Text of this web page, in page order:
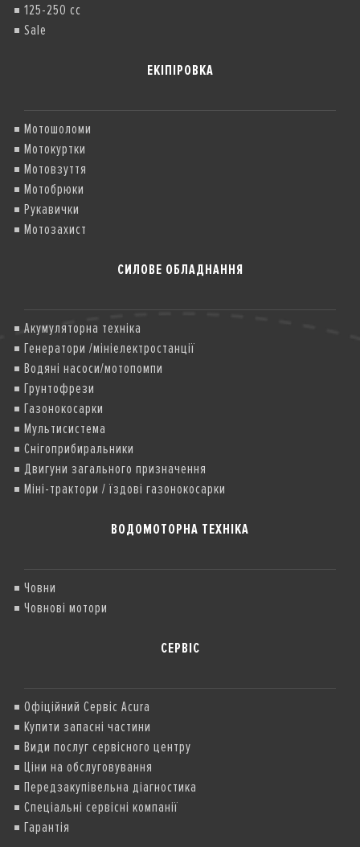
125-250 cc
Sale
ЕКІПІРОВКА
Мотошоломи
Мотокуртки
Мотовзуття
Мотобрюки
Рукавички
Мотозахист
СИЛОВЕ ОБЛАДНАННЯ
Акумуляторна техніка
Генератори /мініелектростанції
Водяні насоси/мотопомпи
Грунтофрези
Газонокосарки
Мультисистема
Снігоприбиральники
Двигуни загального призначення
Міні-трактори / їздові газонокосарки
ВОДОМОТОРНА ТЕХНІКА
Човни
Човнові мотори
СЕРВІС
Офіційний Сервіс Acura
Купити запасні частини
Види послуг сервісного центру
Ціни на обслуговування
Передзакупівельна діагностика
Спеціальні сервісні компанії
Гарантія